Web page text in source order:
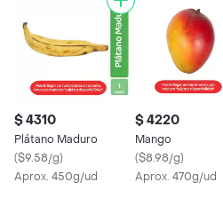
$ 4310
Plátano Maduro
($9.58/g)
Aprox. 450g/ud
$ 4220
Mango
($8.98/g)
Aprox. 470g/ud